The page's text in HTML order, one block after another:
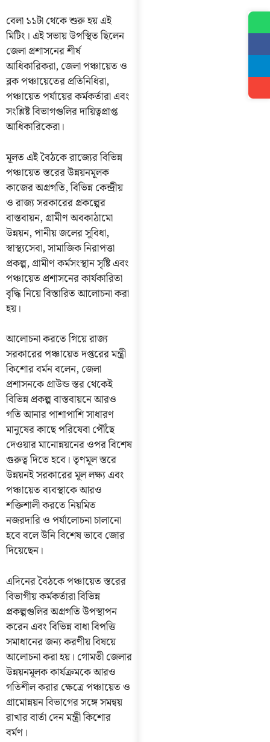
বেলা ১১টা থেকে শুরু হয় এই
মিটিং। এই সভায় উপস্থিত ছিলেন
জেলা প্রশাসনের শীর্ষ
আধিকারিকরা, জেলা পঞ্চায়েত ও
ব্লক পঞ্চায়েতের প্রতিনিধিরা,
পঞ্চায়েত পর্যায়ের কর্মকর্তারা এবং
সংশ্লিষ্ট বিভাগগুলির দায়িত্বপ্রাপ্ত
আধিকারিকেরা।
মূলত এই বৈঠকে রাজ্যের বিভিন্ন
পঞ্চায়েত স্তরের উন্নয়নমূলক
কাজের অগ্রগতি, বিভিন্ন কেন্দ্রীয়
ও রাজ্য সরকারের প্রকল্পের
বাস্তবায়ন, গ্রামীণ অবকাঠামো
উন্নয়ন, পানীয় জলের সুবিধা,
স্বাস্থ্যসেবা, সামাজিক নিরাপত্তা
প্রকল্প, গ্রামীণ কর্মসংস্থান সৃষ্টি এবং
পঞ্চায়েত প্রশাসনের কার্যকারিতা
বৃদ্ধি নিয়ে বিস্তারিত আলোচনা করা
হয়।
আলোচনা করতে গিয়ে রাজ্য
সরকারের পঞ্চায়েত দপ্তরের মন্ত্রী
কিশোর বর্মন বলেন, জেলা
প্রশাসনকে গ্রাউন্ড স্তর থেকেই
বিভিন্ন প্রকল্প বাস্তবায়নে আরও
গতি আনার পাশাপাশি সাধারণ
মানুষের কাছে পরিষেবা পৌঁছে
দেওয়ার মানোন্নয়নের ওপর বিশেষ
গুরুত্ব দিতে হবে। তৃণমূল স্তরে
উন্নয়নই সরকারের মূল লক্ষ্য এবং
পঞ্চায়েত ব্যবস্থাকে আরও
শক্তিশালী করতে নিয়মিত
নজরদারি ও পর্যালোচনা চালানো
হবে বলে উনি বিশেষ ভাবে জোর
দিয়েছেন।
এদিনের বৈঠকে পঞ্চায়েত স্তরের
বিভাগীয় কর্মকর্তারা বিভিন্ন
প্রকল্পগুলির অগ্রগতি উপস্থাপন
করেন এবং বিভিন্ন বাধা বিপত্তি
সমাধানের জন্য করণীয় বিষয়ে
আলোচনা করা হয়। গোমতী জেলার
উন্নয়নমূলক কার্যক্রমকে আরও
গতিশীল করার ক্ষেত্রে পঞ্চায়েত ও
গ্রামোন্নয়ন বিভাগের সঙ্গে সমন্বয়
রাখার বার্তা দেন মন্ত্রী কিশোর
বর্মণ।